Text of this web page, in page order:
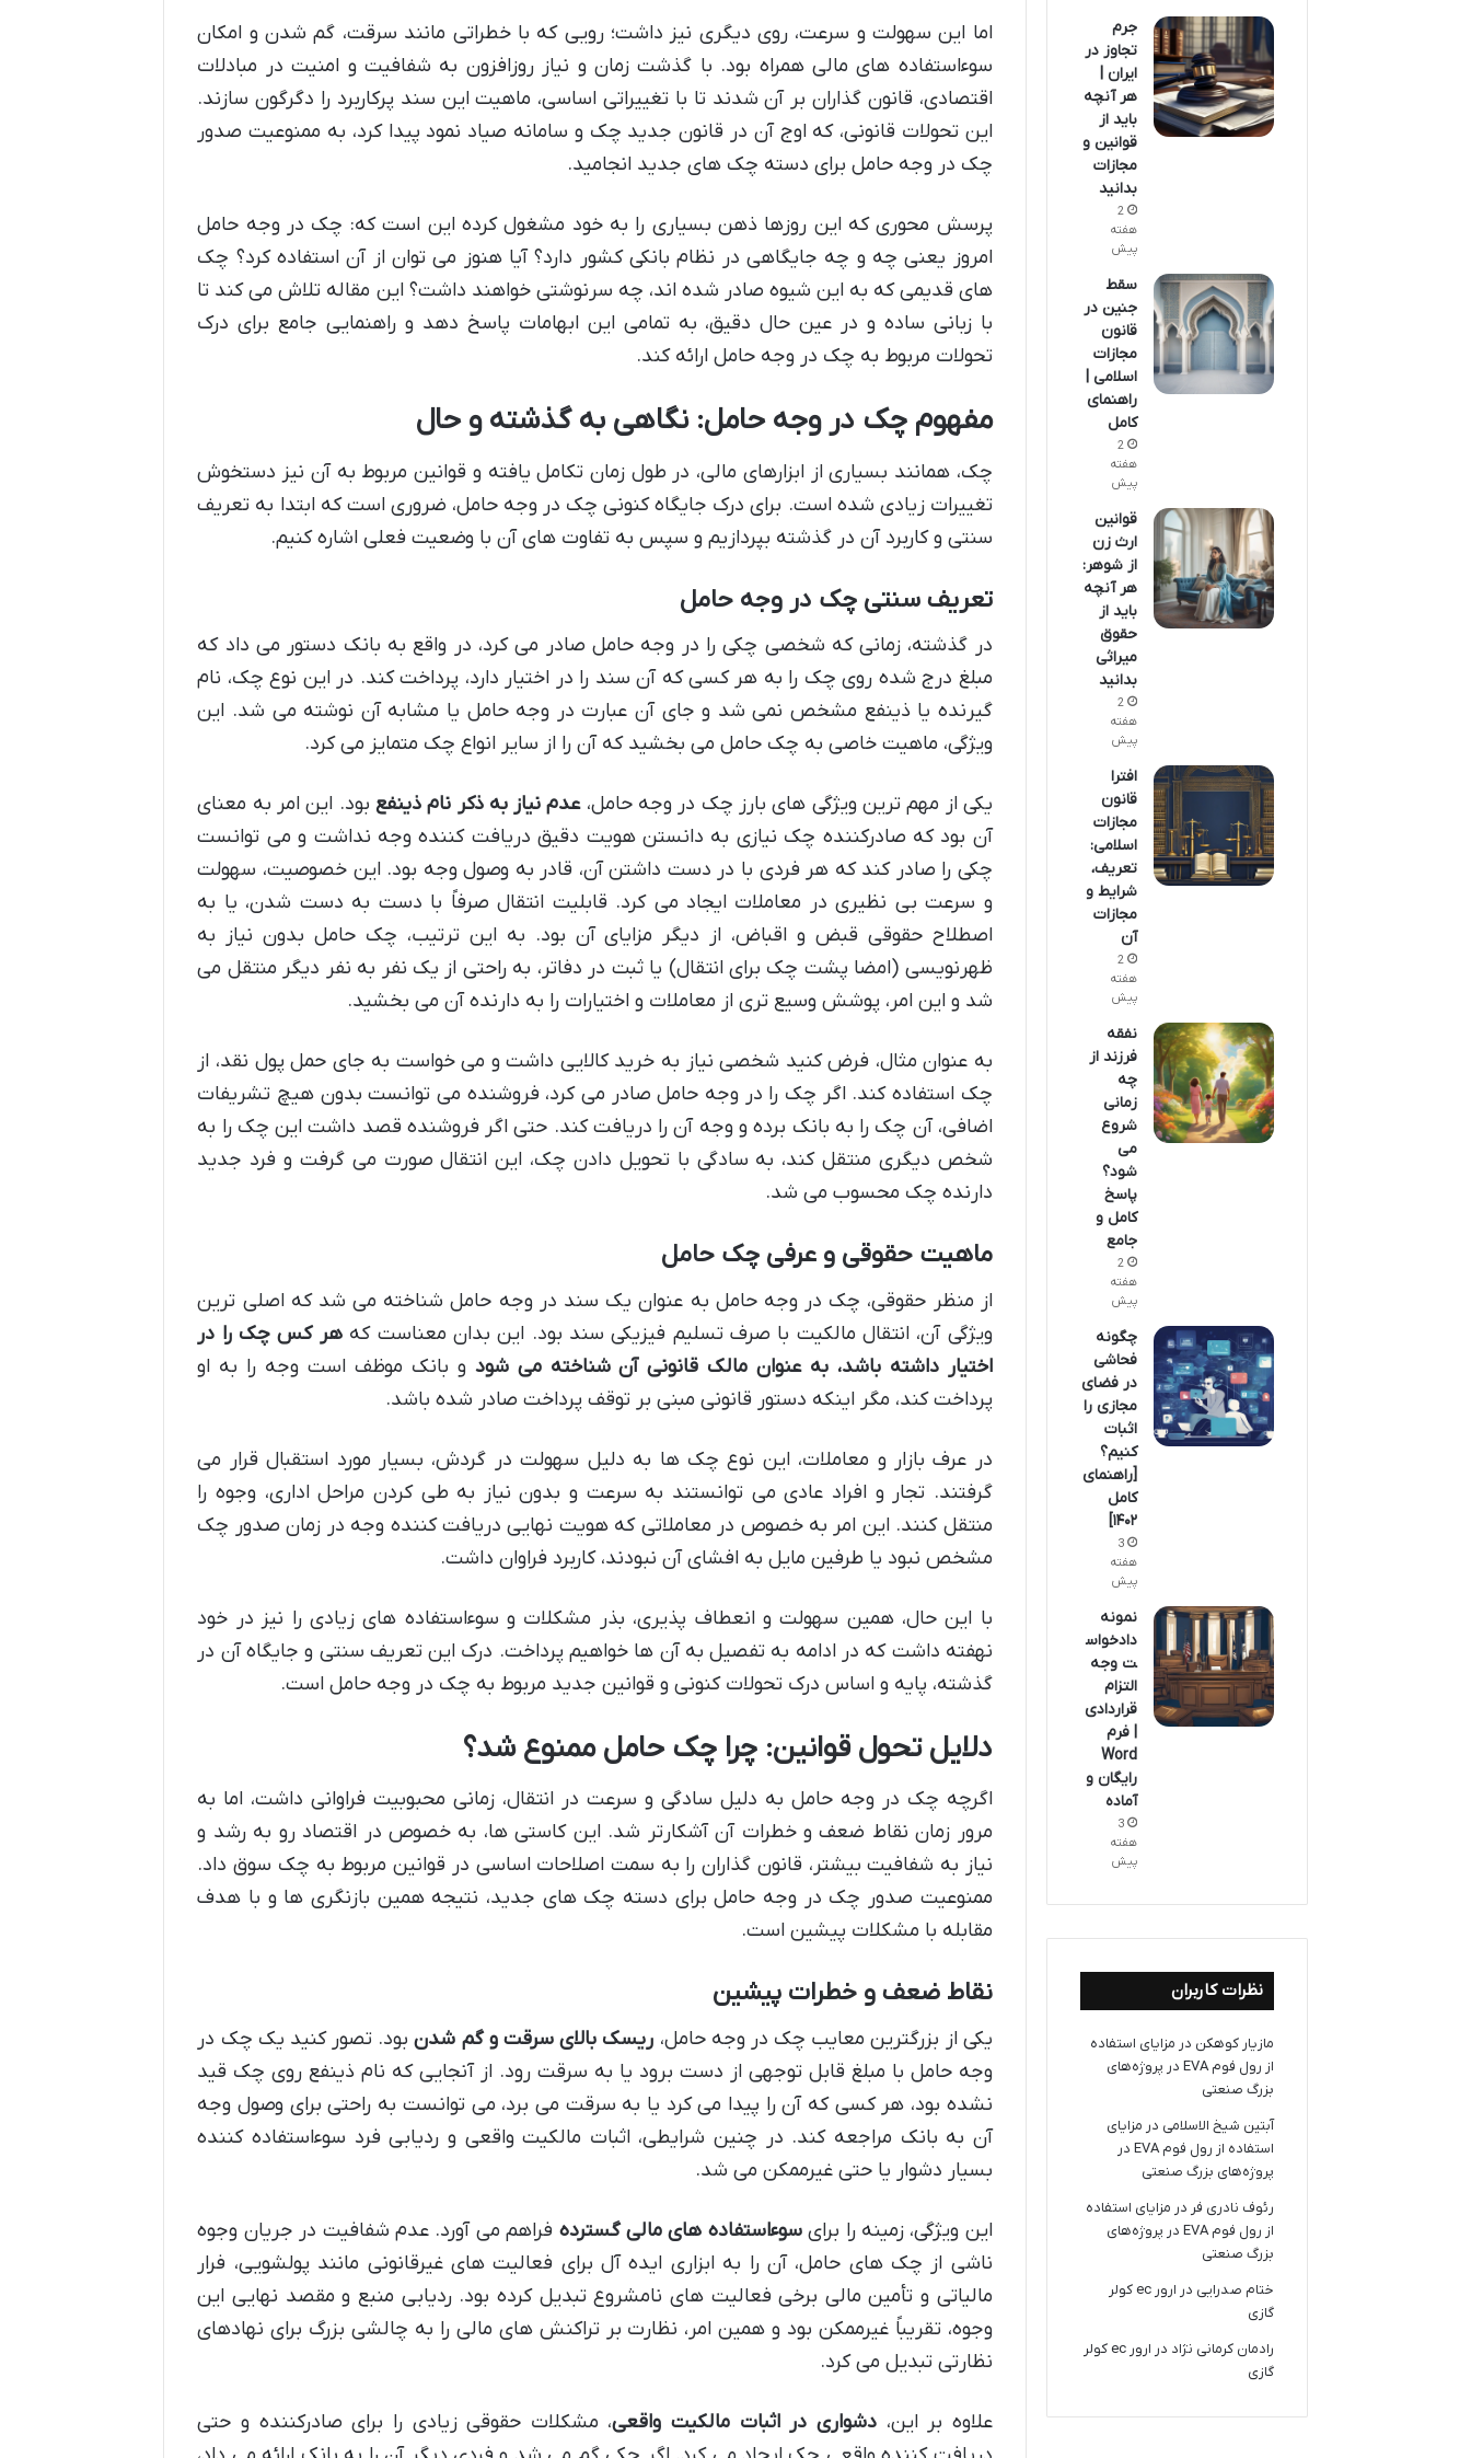
اما این سهولت و سرعت، روی دیگری نیز داشت؛ رویی که با خطراتی مانند سرقت، گم شدن و امکان
سوءاستفاده های مالی همراه بود. با گذشت زمان و نیاز روزافزون به شفافیت و امنیت در مبادلات
اقتصادی، قانون گذاران بر آن شدند تا با تغییراتی اساسی، ماهیت این سند پرکاربرد را دگرگون سازند.
این تحولات قانونی، که اوج آن در قانون جدید چک و سامانه صیاد نمود پیدا کرد، به ممنوعیت صدور
چک در وجه حامل برای دسته چک های جدید انجامید.
پرسش محوری که این روزها ذهن بسیاری را به خود مشغول کرده این است که: چک در وجه حامل
امروز یعنی چه و چه جایگاهی در نظام بانکی کشور دارد؟ آیا هنوز می توان از آن استفاده کرد؟ چک
های قدیمی که به این شیوه صادر شده اند، چه سرنوشتی خواهند داشت؟ این مقاله تلاش می کند تا
با زبانی ساده و در عین حال دقیق، به تمامی این ابهامات پاسخ دهد و راهنمایی جامع برای درک
تحولات مربوط به چک در وجه حامل ارائه کند.
مفهوم چک در وجه حامل: نگاهی به گذشته و حال
چک، همانند بسیاری از ابزارهای مالی، در طول زمان تکامل یافته و قوانین مربوط به آن نیز دستخوش
تغییرات زیادی شده است. برای درک جایگاه کنونی چک در وجه حامل، ضروری است که ابتدا به تعریف
سنتی و کاربرد آن در گذشته بپردازیم و سپس به تفاوت های آن با وضعیت فعلی اشاره کنیم.
تعریف سنتی چک در وجه حامل
در گذشته، زمانی که شخصی چکی را در وجه حامل صادر می کرد، در واقع به بانک دستور می داد که
مبلغ درج شده روی چک را به هر کسی که آن سند را در اختیار دارد، پرداخت کند. در این نوع چک، نام
گیرنده یا ذینفع مشخص نمی شد و جای آن عبارت در وجه حامل یا مشابه آن نوشته می شد. این
ویژگی، ماهیت خاصی به چک حامل می بخشید که آن را از سایر انواع چک متمایز می کرد.
یکی از مهم ترین ویژگی های بارز چک در وجه حامل،عدم نیاز به ذکر نام ذینفع بود. این امر به معنای
آن بود که صادرکننده چک نیازی به دانستن هویت دقیق دریافت کننده وجه نداشت و می توانست
چکی را صادر کند که هر فردی با در دست داشتن آن، قادر به وصول وجه بود. این خصوصیت، سهولت
و سرعت بی نظیری در معاملات ایجاد می کرد. قابلیت انتقال صرفاً با دست به دست شدن، یا به
اصطلاح حقوقی قبض و اقباض، از دیگر مزایای آن بود. به این ترتیب، چک حامل بدون نیاز به
ظهرنویسی (امضا پشت چک برای انتقال) یا ثبت در دفاتر، به راحتی از یک نفر به نفر دیگر منتقل می
شد و این امر، پوشش وسیع تری از معاملات و اختیارات را به دارنده آن می بخشید.
به عنوان مثال، فرض کنید شخصی نیاز به خرید کالایی داشت و می خواست به جای حمل پول نقد، از
چک استفاده کند. اگر چک را در وجه حامل صادر می کرد، فروشنده می توانست بدون هیچ تشریفات
اضافی، آن چک را به بانک برده و وجه آن را دریافت کند. حتی اگر فروشنده قصد داشت این چک را به
شخص دیگری منتقل کند، به سادگی با تحویل دادن چک، این انتقال صورت می گرفت و فرد جدید
دارنده چک محسوب می شد.
ماهیت حقوقی و عرفی چک حامل
از منظر حقوقی، چک در وجه حامل به عنوان یک سند در وجه حامل شناخته می شد که اصلی ترین
ویژگی آن، انتقال مالکیت با صرف تسلیم فیزیکی سند بود. این بدان معناست کههر کس چک را در
اختیار داشته باشد، به عنوان مالک قانونی آن شناخته می شود و بانک موظف است وجه را به او
پرداخت کند، مگر اینکه دستور قانونی مبنی بر توقف پرداخت صادر شده باشد.
در عرف بازار و معاملات، این نوع چک ها به دلیل سهولت در گردش، بسیار مورد استقبال قرار می
گرفتند. تجار و افراد عادی می توانستند به سرعت و بدون نیاز به طی کردن مراحل اداری، وجوه را
منتقل کنند. این امر به خصوص در معاملاتی که هویت نهایی دریافت کننده وجه در زمان صدور چک
مشخص نبود یا طرفین مایل به افشای آن نبودند، کاربرد فراوان داشت.
با این حال، همین سهولت و انعطاف پذیری، بذر مشکلات و سوءاستفاده های زیادی را نیز در خود
نهفته داشت که در ادامه به تفصیل به آن ها خواهیم پرداخت. درک این تعریف سنتی و جایگاه آن در
گذشته، پایه و اساس درک تحولات کنونی و قوانین جدید مربوط به چک در وجه حامل است.
دلایل تحول قوانین: چرا چک حامل ممنوع شد؟
اگرچه چک در وجه حامل به دلیل سادگی و سرعت در انتقال، زمانی محبوبیت فراوانی داشت، اما به
مرور زمان نقاط ضعف و خطرات آن آشکارتر شد. این کاستی ها، به خصوص در اقتصاد رو به رشد و
نیاز به شفافیت بیشتر، قانون گذاران را به سمت اصلاحات اساسی در قوانین مربوط به چک سوق داد.
ممنوعیت صدور چک در وجه حامل برای دسته چک های جدید، نتیجه همین بازنگری ها و با هدف
مقابله با مشکلات پیشین است.
نقاط ضعف و خطرات پیشین
یکی از بزرگترین معایب چک در وجه حامل، ریسک بالای سرقت و گم شدنبود. تصور کنید یک چک در
وجه حامل با مبلغ قابل توجهی از دست برود یا به سرقت رود. از آنجایی که نام ذینفع روی چک قید
نشده بود، هر کسی که آن را پیدا می کرد یا به سرقت می برد، می توانست به راحتی برای وصول وجه
آن به بانک مراجعه کند. در چنین شرایطی، اثبات مالکیت واقعی و ردیابی فرد سوءاستفاده کننده
بسیار دشوار یا حتی غیرممکن می شد.
این ویژگی، زمینه را برایسوءاستفاده های مالی گسترده فراهم می آورد. عدم شفافیت در جریان وجوه
ناشی از چک های حامل، آن را به ابزاری ایده آل برای فعالیت های غیرقانونی مانند پولشویی، فرار
مالیاتی و تأمین مالی برخی فعالیت های نامشروع تبدیل کرده بود. ردیابی منبع و مقصد نهایی این
وجوه، تقریباً غیرممکن بود و همین امر، نظارت بر تراکنش های مالی را به چالشی بزرگ برای نهادهای
نظارتی تبدیل می کرد.
علاوه بر این،دشواری در اثبات مالکیت واقعی، مشکلات حقوقی زیادی را برای صادرکننده و حتی
جرم
تجاوز در
ایران |
هر آنچه
باید از
قوانین و
مجازات
بدانید
2
هفته
پیش
سقط
جنین در
قانون
مجازات
اسلامی |
راهنمای
کامل
2
هفته
پیش
قوانین
ارث زن
از شوهر:
هر آنچه
باید از
حقوق
میراثی
بدانید
2
هفته
پیش
افترا
قانون
مجازات
اسلامی:
تعریف،
شرایط و
مجازات
آن
2
هفته
پیش
نفقه
فرزند از
چه
زمانی
شروع
می
شود؟
پاسخ
کامل و
جامع
2
هفته
پیش
چگونه
فحاشی
در فضای
مجازی را
اثبات
کنیم؟
[راهنمای
کامل
۱۴۰۲]
3
هفته
پیش
نمونه
دادخواس
ت وجه
التزام
قراردادی
| فرم
Word
رایگان و
آماده
3
هفته
پیش
نظرات کاربران
مازیار کوهکن در مزایای استفاده
از رول فوم EVA در پروژه‌های
بزرگ صنعتی
آبتین شیخ الاسلامی در مزایای
استفاده از رول فوم EVA در
پروژه‌های بزرگ صنعتی
رئوف نادری فر در مزایای استفاده
از رول فوم EVA در پروژه‌های
بزرگ صنعتی
ختام صدرایی در
ارور ec کولر
گازی
رادمان کرمانی نژاد در
ارور ec کولر
گازی